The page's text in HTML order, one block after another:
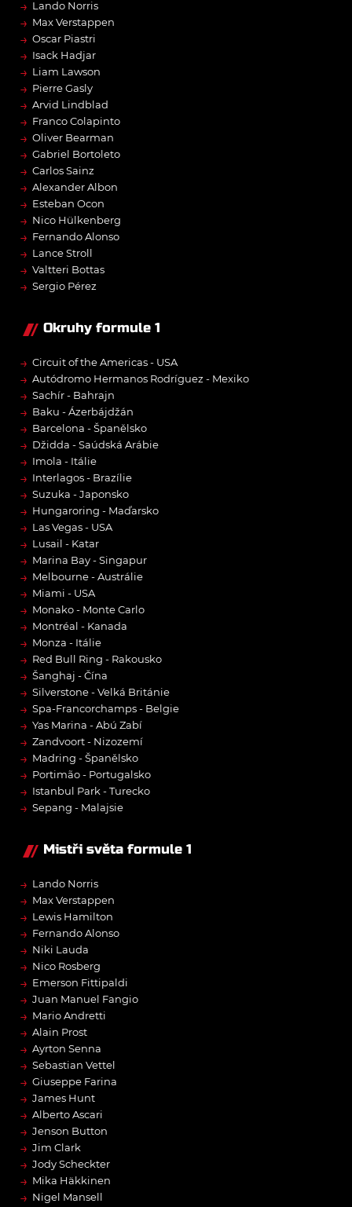
→ Lando Norris
→ Max Verstappen
→ Oscar Piastri
→ Isack Hadjar
→ Liam Lawson
→ Pierre Gasly
→ Arvid Lindblad
→ Franco Colapinto
→ Oliver Bearman
→ Gabriel Bortoleto
→ Carlos Sainz
→ Alexander Albon
→ Esteban Ocon
→ Nico Hülkenberg
→ Fernando Alonso
→ Lance Stroll
→ Valtteri Bottas
→ Sergio Pérez
Okruhy formule 1
→ Circuit of the Americas - USA
→ Autódromo Hermanos Rodríguez - Mexiko
→ Sachír - Bahrajn
→ Baku - Ázerbájdžán
→ Barcelona - Španělsko
→ Džidda - Saúdská Arábie
→ Imola - Itálie
→ Interlagos - Brazílie
→ Suzuka - Japonsko
→ Hungaroring - Maďarsko
→ Las Vegas - USA
→ Lusail - Katar
→ Marina Bay - Singapur
→ Melbourne - Austrálie
→ Miami - USA
→ Monako - Monte Carlo
→ Montréal - Kanada
→ Monza - Itálie
→ Red Bull Ring - Rakousko
→ Šanghaj - Čína
→ Silverstone - Velká Británie
→ Spa-Francorchamps - Belgie
→ Yas Marina - Abú Zabí
→ Zandvoort - Nizozemí
→ Madring - Španělsko
→ Portimão - Portugalsko
→ Istanbul Park - Turecko
→ Sepang - Malajsie
Mistři světa formule 1
→ Lando Norris
→ Max Verstappen
→ Lewis Hamilton
→ Fernando Alonso
→ Niki Lauda
→ Nico Rosberg
→ Emerson Fittipaldi
→ Juan Manuel Fangio
→ Mario Andretti
→ Alain Prost
→ Ayrton Senna
→ Sebastian Vettel
→ Giuseppe Farina
→ James Hunt
→ Alberto Ascari
→ Jenson Button
→ Jim Clark
→ Jody Scheckter
→ Mika Häkkinen
→ Nigel Mansell